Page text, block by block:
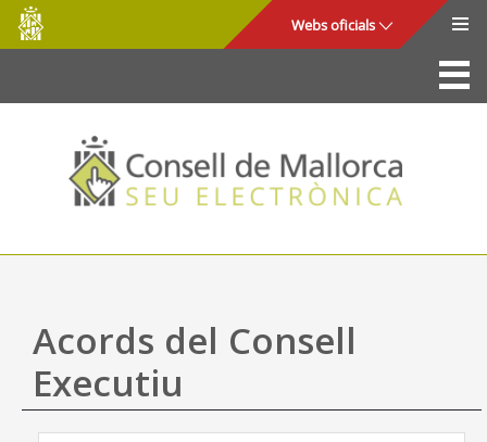
Salta al contingut principal
Consell
de
Mallorca
Webs oficials
La Seu
Consell de Mallorca
Accés i seguretat
Utilitats
Ajuda
Acords del Consell
Executiu